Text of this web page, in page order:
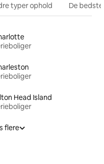
typer ophold De
Head Island
flere